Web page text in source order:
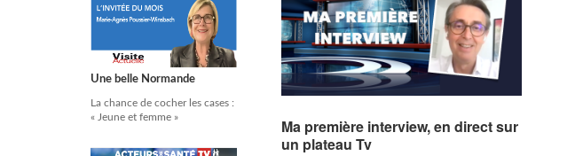
Une belle Normande
La chance de cocher les cases :
« Jeune et femme »
Ma première interview, en direct sur
un plateau Tv